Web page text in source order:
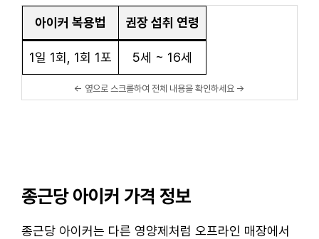
아이커 복용법 권장 섭취 연령
1일 1회, 1회 1포 5세 ~ 16세
종근당 아이커 가격 정보
종근당 아이커는 다른 영양제처럼 오프라인 매장에서